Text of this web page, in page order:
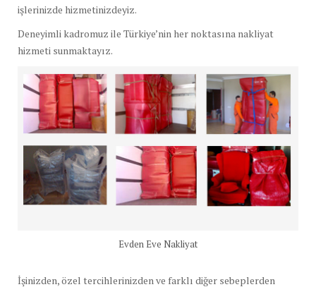
işlerinizde hizmetinizdeyiz.
Deneyimli kadromuz ile Türkiye’nin her noktasına nakliyat
hizmeti sunmaktayız.
Evden Eve Nakliyat
İşinizden, özel tercihlerinizden ve farklı diğer sebeplerden